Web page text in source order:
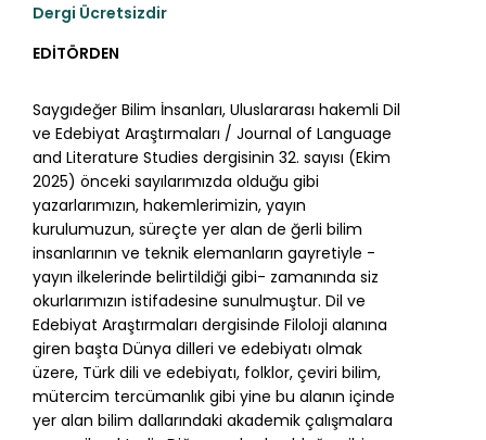
Dergi Ücretsizdir
EDİTÖRDEN
Saygıdeğer Bilim İnsanları, Uluslararası hakemli Dil
ve Edebiyat Araştırmaları / Journal of Language
and Literature Studies dergisinin 32. sayısı (Ekim
2025) önceki sayılarımızda olduğu gibi
yazarlarımızın, hakemlerimizin, yayın
kurulumuzun, süreçte yer alan de ğerli bilim
insanlarının ve teknik elemanların gayretiyle -
yayın ilkelerinde belirtildiği gibi- zamanında siz
okurlarımızın istifadesine sunulmuştur. Dil ve
Edebiyat Araştırmaları dergisinde Filoloji alanına
giren başta Dünya dilleri ve edebiyatı olmak
üzere, Türk dili ve edebiyatı, folklor, çeviri bilim,
mütercim tercümanlık gibi yine bu alanın içinde
yer alan bilim dallarındaki akademik çalışmalara